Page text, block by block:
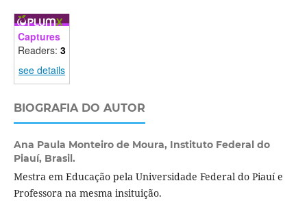
Captures
Readers: 3
see details
BIOGRAFIA DO AUTOR
Ana Paula Monteiro de Moura, Instituto Federal do
Piauí, Brasil.
Mestra em Educação pela Universidade Federal do Piauí e
Professora na mesma insituição.